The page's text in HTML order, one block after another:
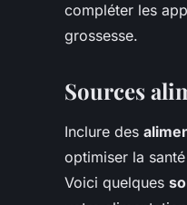
compléter les
grossesse.
Sources
Inclure des
optimiser la
Voici quelques